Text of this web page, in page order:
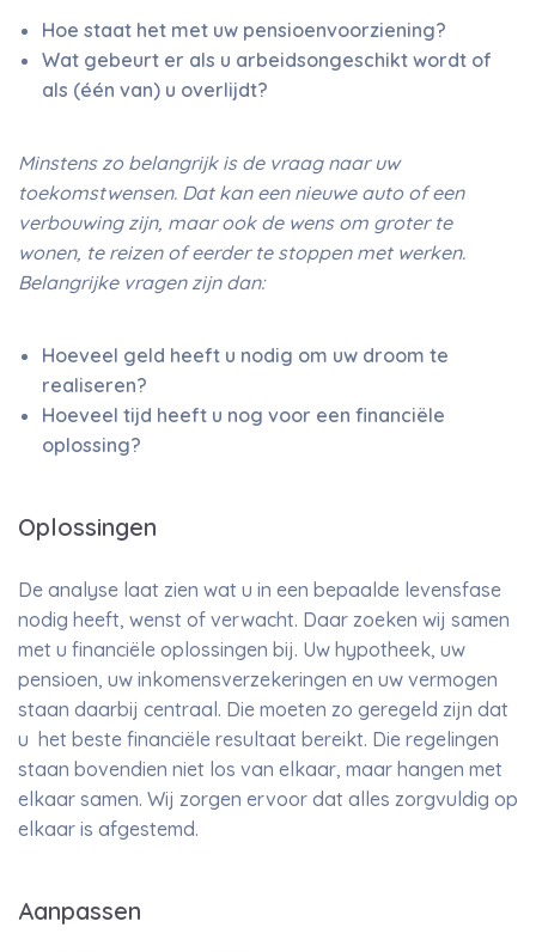
Hoe staat het met uw pensioenvoorziening?
Wat gebeurt er als u arbeidsongeschikt wordt of
als (één van) u overlijdt?
Minstens zo belangrijk is de vraag naar uw
toekomstwensen. Dat kan een nieuwe auto of een
verbouwing zijn, maar ook de wens om groter te
wonen, te reizen of eerder te stoppen met werken.
Belangrijke vragen zijn dan:
Hoeveel geld heeft u nodig om uw droom te
realiseren?
Hoeveel tijd heeft u nog voor een financiële
oplossing?
Oplossingen
De analyse laat zien wat u in een bepaalde levensfase
nodig heeft, wenst of verwacht. Daar zoeken wij samen
met u financiële oplossingen bij. Uw hypotheek, uw
pensioen, uw inkomensverzekeringen en uw vermogen
staan daarbij centraal. Die moeten zo geregeld zijn dat
u het beste financiële resultaat bereikt. Die regelingen
staan bovendien niet los van elkaar, maar hangen met
elkaar samen. Wij zorgen ervoor dat alles zorgvuldig op
elkaar is afgestemd.
Aanpassen